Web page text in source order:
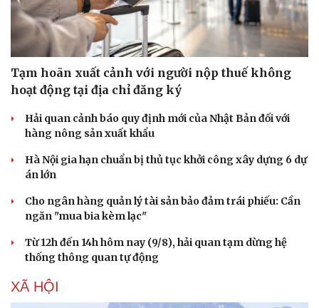
Cải chính
Tạm hoãn xuất cảnh với người nộp thuế không
hoạt động tại địa chỉ đăng ký
Hải quan cảnh báo quy định mới của Nhật Bản đối với
hàng nông sản xuất khẩu
Hà Nội gia hạn chuẩn bị thủ tục khởi công xây dựng 6 dự
án lớn
Cho ngân hàng quản lý tài sản bảo đảm trái phiếu: Cần
ngăn "mua bia kèm lạc"
Từ 12h đến 14h hôm nay (9/8), hải quan tạm dừng hệ
thống thông quan tự động
XÃ HỘI